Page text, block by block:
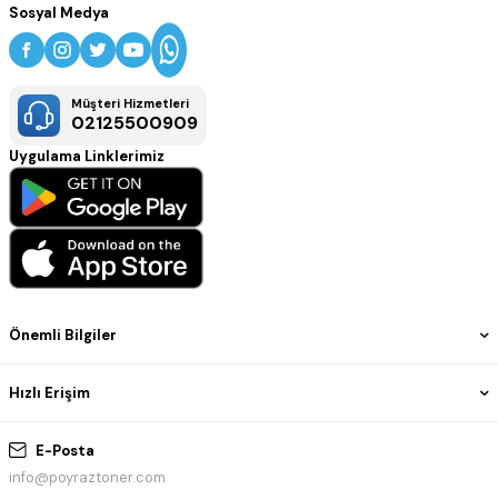
E-Posta
info@poyraztoner.com
Önemli Bilgiler
Hızlı Erişim
Sosyal Medya
Müşteri Hizmetleri
02125500909
Uygulama Linklerimiz